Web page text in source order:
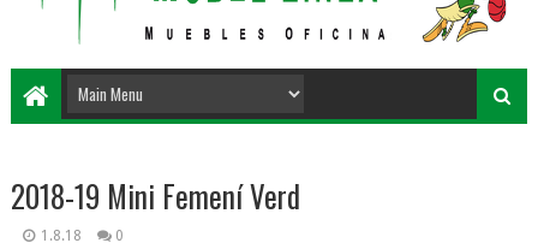
2018-19 Mini Femení Verd
1.8.18 0